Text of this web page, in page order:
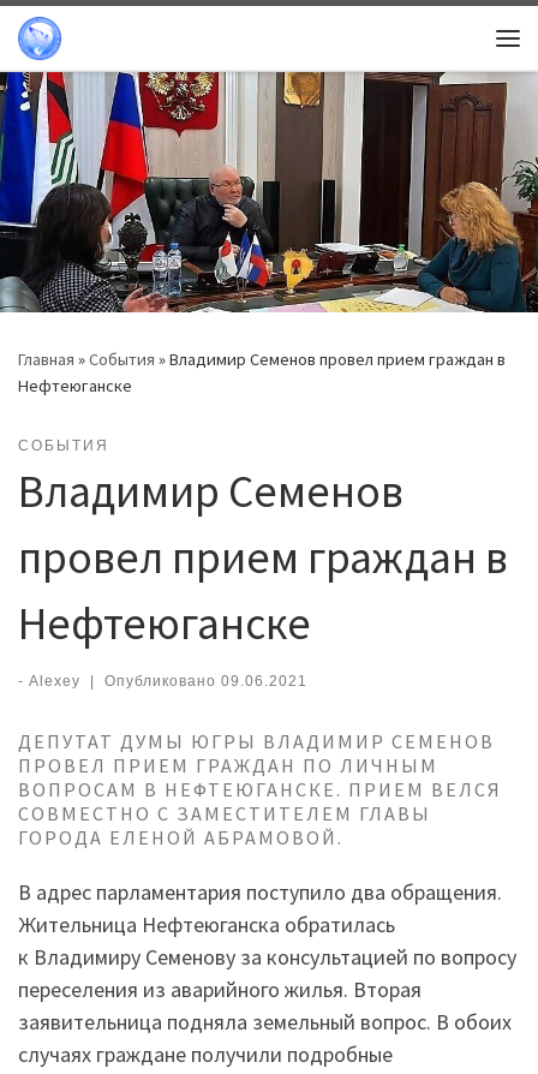
Перейти к содержимому
Главная »События »Владимир Семенов провел прием граждан в
Нефтеюганске
СОБЫТИЯ
Владимир Семенов
провел прием граждан в
Нефтеюганске
- Alexey | Опубликовано 09.06.2021
ДЕПУТАТ ДУМЫ ЮГРЫ ВЛАДИМИР СЕМЕНОВ
ПРОВЕЛ ПРИЕМ ГРАЖДАН ПО ЛИЧНЫМ
ВОПРОСАМ В НЕФТЕЮГАНСКЕ. ПРИЕМ ВЕЛСЯ
СОВМЕСТНО С ЗАМЕСТИТЕЛЕМ ГЛАВЫ
ГОРОДА ЕЛЕНОЙ АБРАМОВОЙ.
В адрес парламентария поступило два обращения.
Жительница Нефтеюганска обратилась
к Владимиру Семенову за консультацией по вопросу
переселения из аварийного жилья. Вторая
заявительница подняла земельный вопрос. В обоих
случаях граждане получили подробные